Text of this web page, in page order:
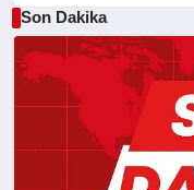
Son Dakika